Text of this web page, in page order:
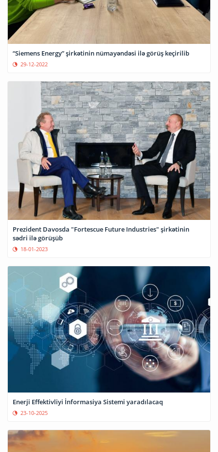
“Siemens Energy” şirkətinin nümayəndəsi ilə görüş keçirilib
29-12-2022
Prezident Davosda "Fortescue Future Industries" şirkətinin
sədri ilə görüşüb
18-01-2023
Enerji Effektivliyi İnformasiya Sistemi yaradılacaq
23-10-2025